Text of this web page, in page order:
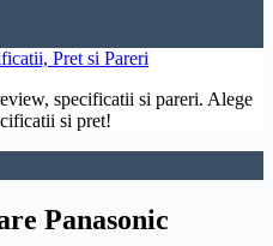
Pret si Pareri
specificatii si pareri. Alege
si pret!
Panasonic